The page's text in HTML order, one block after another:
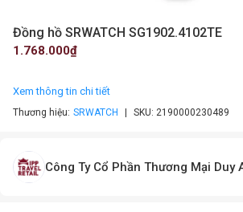
Đồng hồ SRWATCH SG1902.4102TE
1.768.000₫
Xem thông tin chi tiết
Thương hiệu: SRWATCH SKU: 2190000230489
Công Ty Cổ Phần Thương Mại Duy